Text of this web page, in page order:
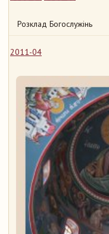
Розклад Богослужінь
2011-04